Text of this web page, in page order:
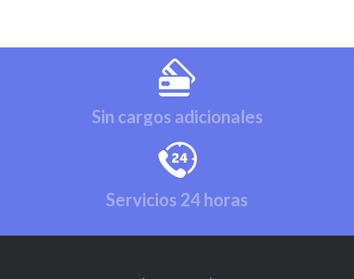
Sin cargos adicionales
Servicios 24 horas